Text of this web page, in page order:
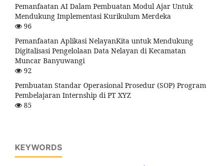
Pemanfaatan AI Dalam Pembuatan Modul Ajar Untuk
Mendukung Implementasi Kurikulum Merdeka
96
Pemanfaatan Aplikasi NelayanKita untuk Mendukung
Digitalisasi Pengelolaan Data Nelayan di Kecamatan
Muncar Banyuwangi
92
Pembuatan Standar Operasional Prosedur (SOP) Program
Pembelajaran Internship di PT XYZ
85
KEYWORDS